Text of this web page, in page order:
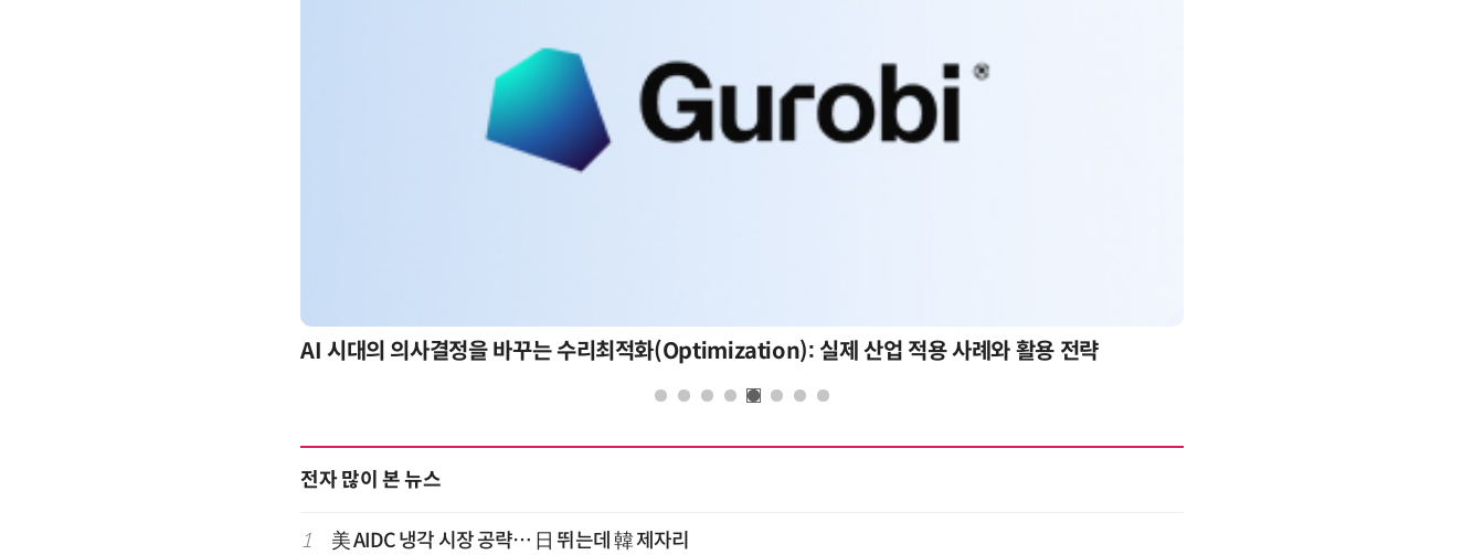
AI 시대의 의사결정을 바꾸는 수리최적화(Optimization): 실제 산업 적용 사례와 활용 전략
전자 많이 본 뉴스
1 美 AIDC 냉각 시장 공략… 日 뛰는데 韓 제자리